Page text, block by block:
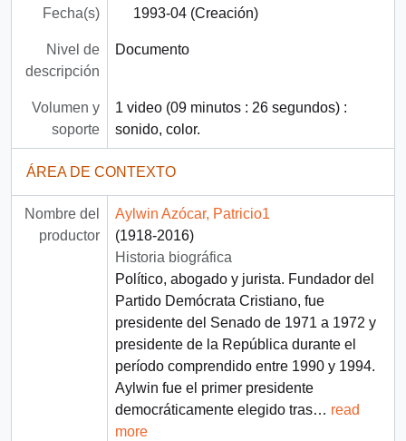
Fecha(s) 1993-04 (Creación)
Nivel de
descripción
Documento
Volumen y
soporte
1 video (09 minutos : 26 segundos) :
sonido, color.
ÁREA DE CONTEXTO
Nombre del
productor
Aylwin Azócar, Patricio1
(1918-2016)
Historia biográfica
Político, abogado y jurista. Fundador del
Partido Demócrata Cristiano, fue
presidente del Senado de 1971 a 1972 y
presidente de la República durante el
período comprendido entre 1990 y 1994.
Aylwin fue el primer presidente
democráticamente elegido tras… read
more